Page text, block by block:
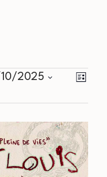
N
a
v
i
g
N
i
g
a
Liste
2025